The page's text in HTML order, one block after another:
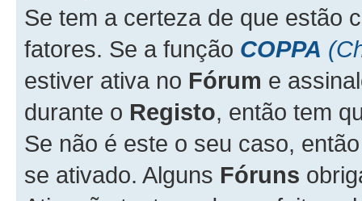
Se tem a certeza de que estão
fatores. Se a função COPPA
estiver ativa no Fórum e
durante o Registo, então tem
Se não é este o seu caso,
se ativado. Alguns Fóruns